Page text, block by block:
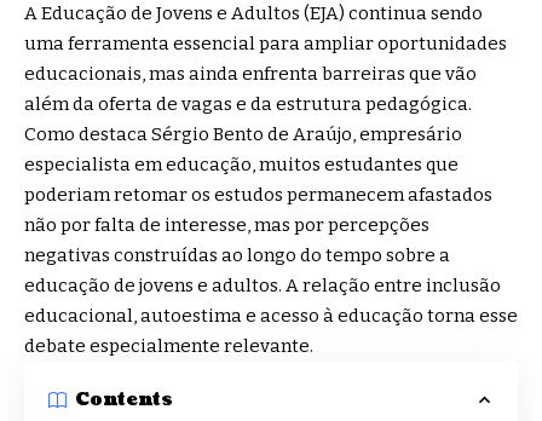
A Educação de Jovens e Adultos (EJA) continua sendo
uma ferramenta essencial para ampliar oportunidades
educacionais, mas ainda enfrenta barreiras que vão
além da oferta de vagas e da estrutura pedagógica.
Como destaca Sérgio Bento de Araújo, empresário
especialista em educação, muitos estudantes que
poderiam retomar os estudos permanecem afastados
não por falta de interesse, mas por percepções
negativas construídas ao longo do tempo sobre a
educação de jovens e adultos. A relação entre inclusão
educacional, autoestima e acesso à educação torna esse
debate especialmente relevante.
Contents